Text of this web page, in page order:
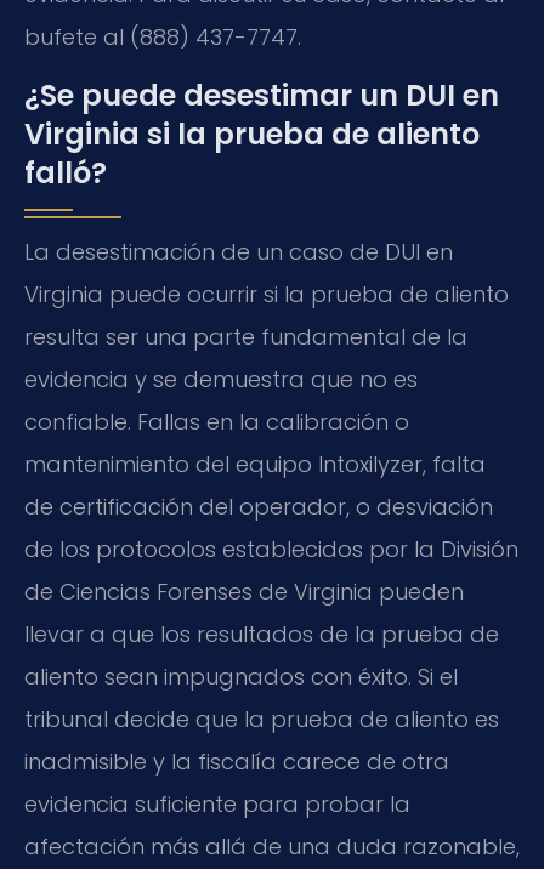
bufete al (888) 437-7747.
¿Se puede desestimar un DUI en
Virginia si la prueba de aliento
falló?
La desestimación de un caso de DUI en
Virginia puede ocurrir si la prueba de aliento
resulta ser una parte fundamental de la
evidencia y se demuestra que no es
confiable. Fallas en la calibración o
mantenimiento del equipo Intoxilyzer, falta
de certificación del operador, o desviación
de los protocolos establecidos por la División
de Ciencias Forenses de Virginia pueden
llevar a que los resultados de la prueba de
aliento sean impugnados con éxito. Si el
tribunal decide que la prueba de aliento es
inadmisible y la fiscalía carece de otra
evidencia suficiente para probar la
afectación más allá de una duda razonable,